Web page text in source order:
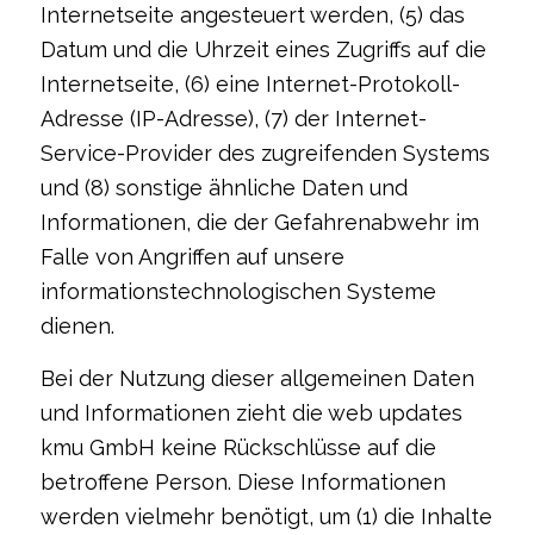
Internetseite angesteuert werden, (5) das
Datum und die Uhrzeit eines Zugriffs auf die
Internetseite, (6) eine Internet-Protokoll-
Adresse (IP-Adresse), (7) der Internet-
Service-Provider des zugreifenden Systems
und (8) sonstige ähnliche Daten und
Informationen, die der Gefahrenabwehr im
Falle von Angriffen auf unsere
informationstechnologischen Systeme
dienen.
Bei der Nutzung dieser allgemeinen Daten
und Informationen zieht die web updates
kmu GmbH keine Rückschlüsse auf die
betroffene Person. Diese Informationen
werden vielmehr benötigt, um (1) die Inhalte